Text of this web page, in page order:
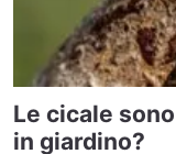
Le cicale
in giardino?